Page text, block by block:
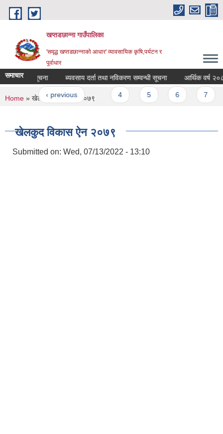
Skip to main content
खप्तडछान्ना गाउँपालिका
'समृद्ध खप्तडछान्नाको आधार' व्यावसायिक कृषि,पर्यटन र
पूर्वाधार
समाचार
सम्बन्धी सूचना ब्यवसाय दर्ता तथा नविकरण सम्वन्धी सूचना आर्थिक वर्ष
‹ previous …
You are here
Home » खेलकुद विकास ऐन २०७९
खेलकुद विकास ऐन २०७९
Submitted on: Wed, 07/13/2022 - 13:10